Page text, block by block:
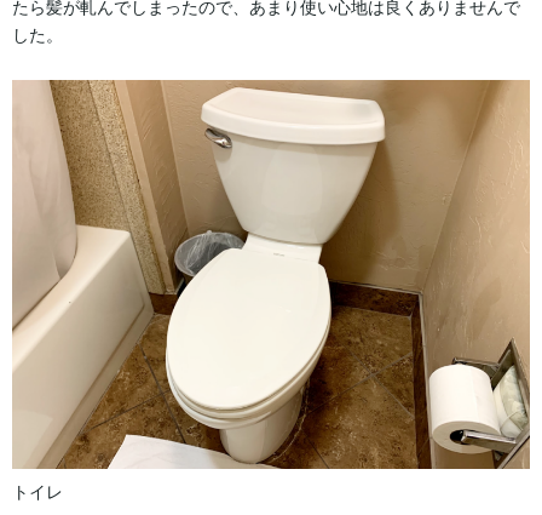
たら髪が軋んでしまったので、あまり使い心地は良くありませんで
した。
トイレ